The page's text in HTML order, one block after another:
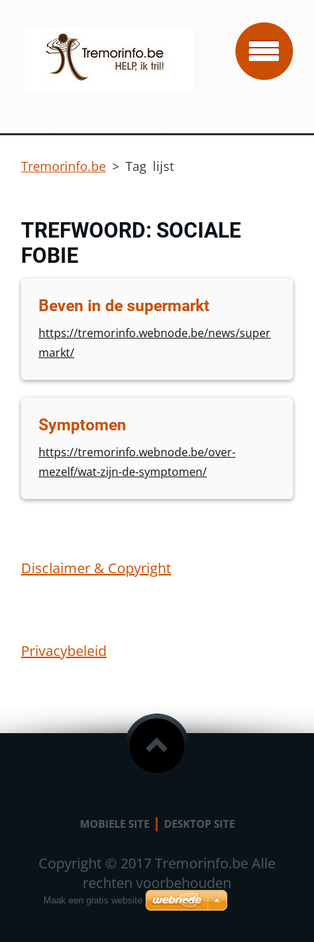
Tremorinfo.be > Tag lijst
TREFWOORD: SOCIALE
FOBIE
Beven in de supermarkt
https://tremorinfo.webnode.be/news/super
markt/
Symptomen
https://tremorinfo.webnode.be/over-
mezelf/wat-zijn-de-symptomen/
Disclaimer & Copyright
Privacybeleid
MOBIELE SITE | DESKTOP SITE
Copyright © 2017 Tremorinfo.be Alle
rechten voorbehouden
Maak een gratis website